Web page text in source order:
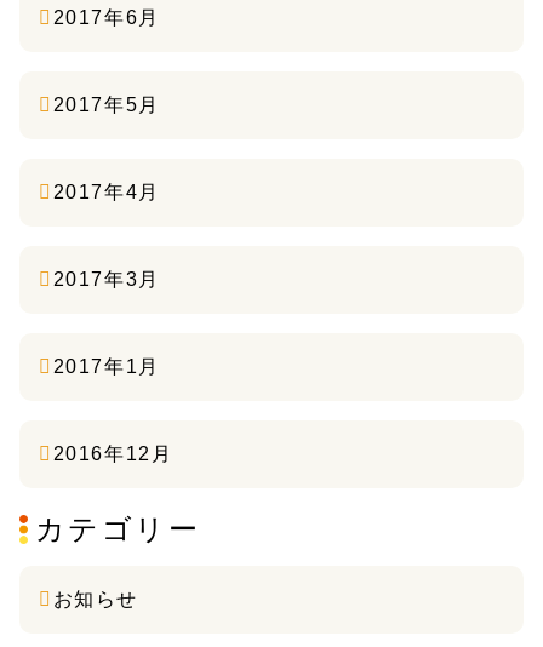
2017年6月
2017年5月
2017年4月
2017年3月
2017年1月
2016年12月
カテゴリー
お知らせ